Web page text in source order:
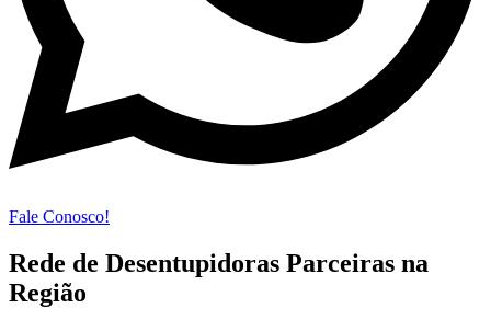
Fale Conosco!
Rede de Desentupidoras Parceiras na
Região